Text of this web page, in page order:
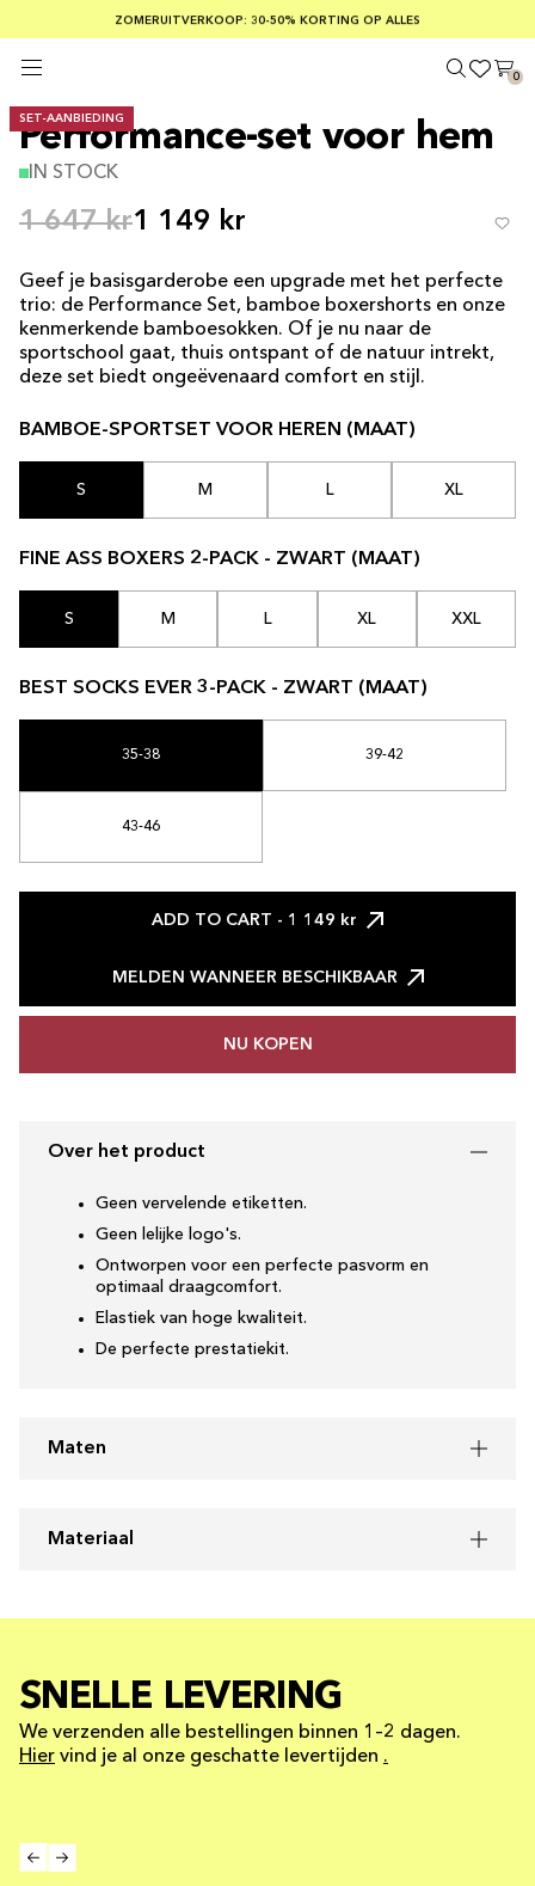
ZOMERUITVERKOOP: 30-50% KORTING OP ALLES
GRATIS VERZENDING BIJ BESTELLINGEN VAN MEER DAN € 100
VEILIG BETALEN MET KLARNA
0
SET-AANBIEDING
Performance-set voor hem
IN STOCK
1 647 kr1 149 kr
Geef je basisgarderobe een upgrade met het perfecte
trio: de Performance Set, bamboe boxershorts en onze
kenmerkende bamboesokken. Of je nu naar de
sportschool gaat, thuis ontspant of de natuur intrekt,
deze set biedt ongeëvenaard comfort en stijl.
BAMBOE-SPORTSET VOOR HEREN (MAAT)
S M L XL
FINE ASS BOXERS 2-PACK - ZWART (MAAT)
S M L XL XXL
BEST SOCKS EVER 3-PACK - ZWART (MAAT)
35-38 39-42
43-46
ADD TO CART - 1 149 kr
MELDEN WANNEER BESCHIKBAAR
NU KOPEN
Over het product
Geen vervelende etiketten.
Geen lelijke logo's.
Ontworpen voor een perfecte pasvorm en
optimaal draagcomfort.
Elastiek van hoge kwaliteit.
De perfecte prestatiekit.
Maten
Materiaal
SNELLE LEVERING
We verzenden alle bestellingen binnen 1–2 dagen.
Hier vind je al onze geschatte levertijden .